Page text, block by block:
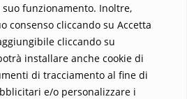
funzionamento. Inoltre,
consenso cliccando su Accetta
cliccando su
installare anche cookie di
di tracciamento al fine di
e/o personalizzare i